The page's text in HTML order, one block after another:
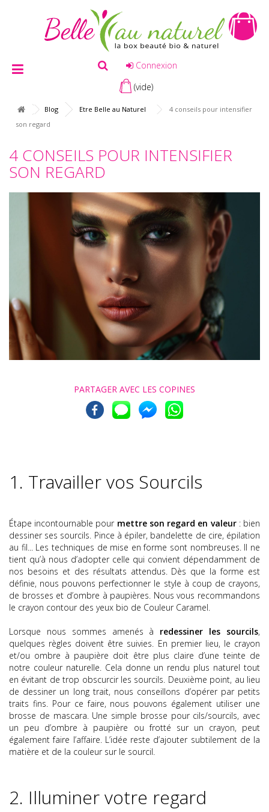
Connexion
(vide)
Blog Etre Belle au Naturel
4 conseils pour intensifier
son regard
4 CONSEILS POUR INTENSIFIER
SON REGARD
PARTAGER AVEC LES COPINES
1. Travailler vos Sourcils
Étape incontournable pour mettre son regard en valeur: bien
dessiner ses sourcils. Pince à épiler, bandelette de cire, épilation
au fil... Les techniques de mise en forme sont nombreuses. Il ne
tient qu’à nous d’adopter celle qui convient dépendamment de
nos besoins et des résultats attendus. Dès que la forme est
définie, nous pouvons perfectionner le style à coup de crayons,
de brosses et d’ombre à paupières. Nous vous recommandons
le crayon contour des yeux bio de Couleur Caramel.
Lorsque nous sommes amenés à redessiner les sourcils,
quelques règles doivent être suivies. En premier lieu, le crayon
et/ou ombre à paupière doit être plus claire d’une teinte de
notre couleur naturelle. Cela donne un rendu plus naturel tout
en évitant de trop obscurcir les sourcils. Deuxième point, au lieu
de dessiner un long trait, nous conseillons d’opérer par petits
traits fins. Pour ce faire, nous pouvons également utiliser une
brosse de mascara. Une simple brosse pour cils/sourcils, avec
un peu d’ombre à paupière ou frotté sur un crayon, peut
également faire l’affaire. L’idée reste d’ajouter subtilement de la
matière et de la couleur sur le sourcil.
2. Illuminer votre regard